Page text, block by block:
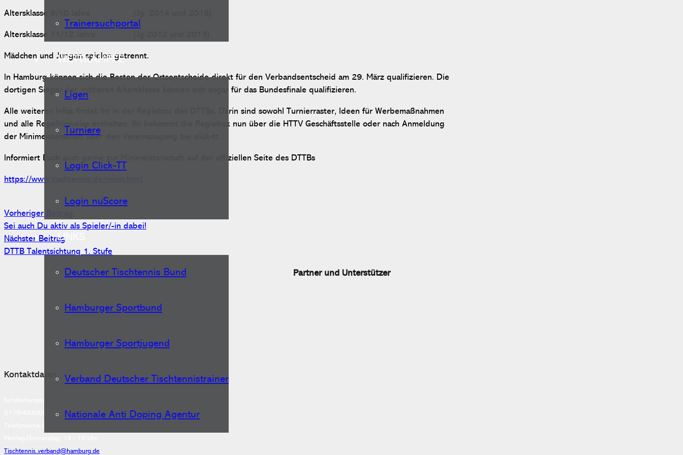
Trainersuchportal
WETTKÄMPFE
Ligen
Turniere
Login Click-TT
Login nuScore
LINKS
Deutscher Tischtennis Bund
Hamburger Sportbund
Hamburger Sportjugend
Verband Deutscher Tischtennistrainer
Nationale Anti Doping Agentur
Altersklasse 9/10 Jahre (Jg. 2014 und 2015)
Altersklasse 11/12 Jahre (Jg 2012 und 2013)
Mädchen und Jungen spielen getrennt.
In Hamburg können sich die Besten der Ortsentscheide direkt für den Verbandsentscheid am 29. März qualifizieren. Die
dortigen Sieger der mittleren Altersklasse können sich sogar für das Bundesfinale qualifizieren.
Alle weiteren Infos findet Ihr in der Regiebox des DTTBs. Darin sind sowohl Turnierraster, Ideen für Werbemaßnahmen
und alle Regelhinweise enthalten. Ihr bekommt die Regiebox nun über die HTTV Geschäftsstelle oder nach Anmeldung
der Minimeisterschaft über den Vereinszugang bei click-tt.
Informiert Euch auch gerne zur Minimeisterschaft auf der offiziellen Seite des DTTBs
https://www.tischtennis.de/minis.html
Vorheriger Beitrag
Sei auch Du aktiv als Spieler/-in dabei!
Nächster Beitrag
DTTB Talentsichtung 1. Stufe
Partner und Unterstützer
Kontaktdaten
Tischtennis.verband@hamburg.de